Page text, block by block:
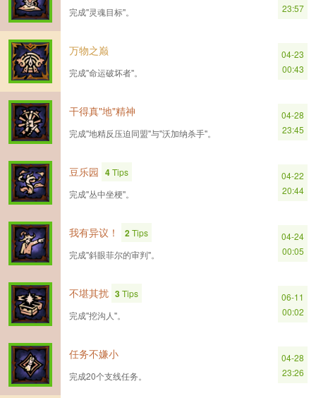
完成''灵魂目标''。
23:57
万物之巅
完成''命运破坏者''。
04-23
00:43
干得真"地"精神
完成''地精反压迫同盟''与''沃加纳杀手''。
04-28
23:45
豆乐园 4Tips
完成''丛中坐梗''。
04-22
20:44
我有异议！ 2Tips
完成''斜眼菲尔的审判''。
04-24
00:05
不堪其扰 3Tips
完成''挖沟人''。
06-11
00:02
任务不嫌小
完成20个支线任务。
04-28
23:26